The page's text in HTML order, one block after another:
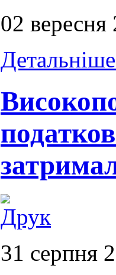
02 вересня
31 серпня